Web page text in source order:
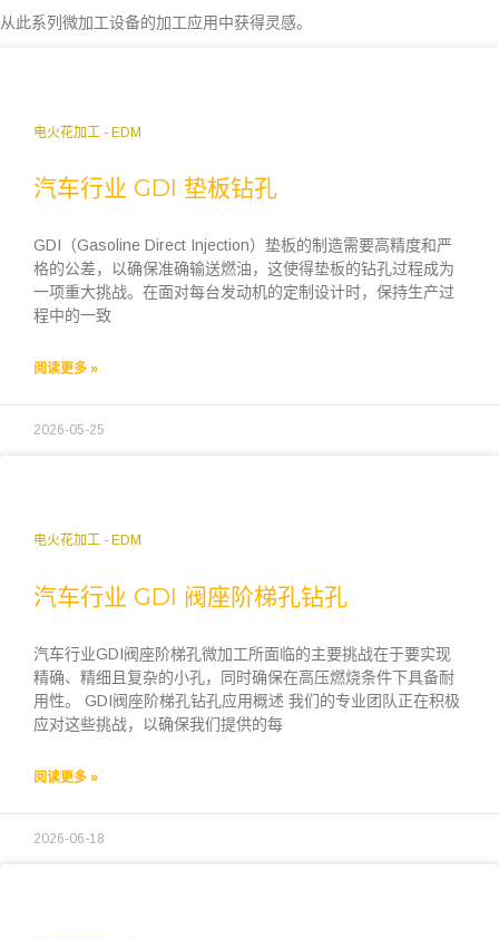
从此系列微加工设备的加工应用中获得灵感。
电火花加工 - EDM
汽车行业 GDI 垫板钻孔
GDI（Gasoline Direct Injection）垫板的制造需要高精度和严
格的公差，以确保准确输送燃油，这使得垫板的钻孔过程成为
一项重大挑战。在面对每台发动机的定制设计时，保持生产过
程中的一致
阅读更多 »
2026-05-25
电火花加工 - EDM
汽车行业 GDI 阀座阶梯孔钻孔
汽车行业GDI阀座阶梯孔微加工所面临的主要挑战在于要实现
精确、精细且复杂的小孔，同时确保在高压燃烧条件下具备耐
用性。 GDI阀座阶梯孔钻孔应用概述 我们的专业团队正在积极
应对这些挑战，以确保我们提供的每
阅读更多 »
2026-06-18